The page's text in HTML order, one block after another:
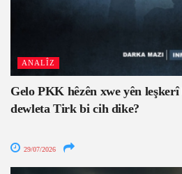
ANALÎZ
Gelo PKK hêzên xwe yên
dewleta Tirk bi cih dike?
29/07/2026